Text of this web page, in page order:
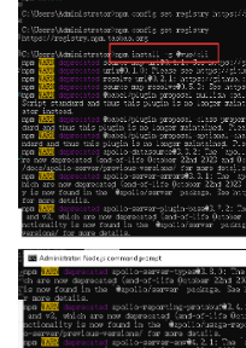
的
课
程
我
的
认
证
我
的
实
验
我
的
收
藏
技
术
支
持
的
云
声
建
议